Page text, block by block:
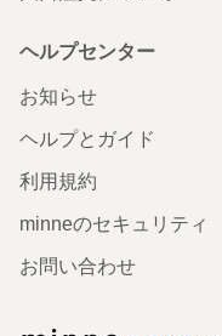
ヘルプセンター
お知らせ
ヘルプとガイド
利用規約
minneのセキュリティ
お問い合わせ